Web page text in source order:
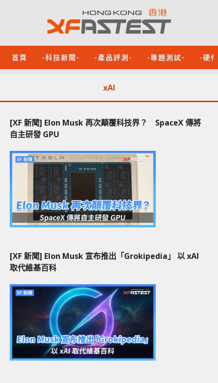
首頁 -科技新聞- -產品評測- -專題測試- -硬
xAI
[XF 新聞] Elon Musk 再次顛覆科技界？ SpaceX 傳將
自主研發 GPU
[XF 新聞] Elon Musk 宣布推出「Grokipedia」 以 xAI
取代維基百科